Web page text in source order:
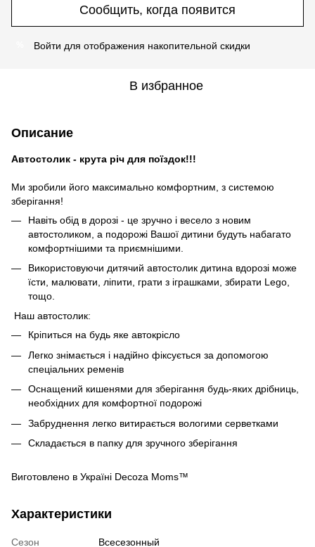
Сообщить, когда появится
Войти для отображения накопительной скидки
В избранное
Описание
Автостолик - крута річ для поїздок!!!
Ми зробили його максимально комфортним, з системою
зберігання!
Навіть обід в дорозі - це зручно і весело з новим
автостоликом, а подорожі Вашої дитини будуть набагато
комфортнішими та приємнішими.
Використовуючи дитячий автостолик дитина вдорозі може
їсти, малювати, ліпити, грати з іграшками, збирати Lego,
тощо.
Наш автостолик:
Кріпиться на будь яке автокрісло
Легко знімається і надійно фіксується за допомогою
спеціальних ременів
Оснащений кишенями для зберігання будь-яких дрібниць,
необхідних для комфортної подорожі
Забруднення легко витирається вологими серветками
Складається в папку для зручного зберігання
Виготовлено в Україні Decoza Moms™
Характеристики
Сезон Всесезонный